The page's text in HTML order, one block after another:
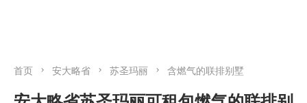
首页 安大略省 苏圣玛丽 含燃气的联排别墅